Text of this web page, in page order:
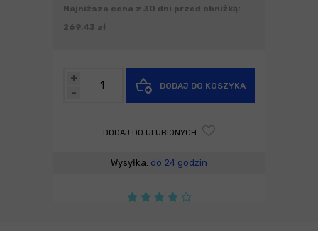
Najniższa cena z 30 dni przed obniżką:
269,43 zł
-
+
DODAJ DO KOSZYKA
DODAJ DO ULUBIONYCH
Wysyłka: do 24 godzin